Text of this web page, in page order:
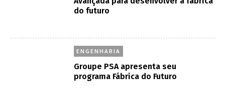
do futuro
ENGENHARIA
Groupe PSA apresenta seu
programa Fábrica do Futuro